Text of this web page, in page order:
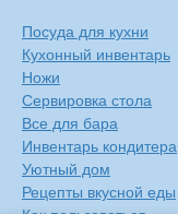
Посуда для кухни
Кухонный инвентарь
Ножи
Сервировка стола
Все для бара
Инвентарь кондитера
Уютный дом
Рецепты вкусной еды